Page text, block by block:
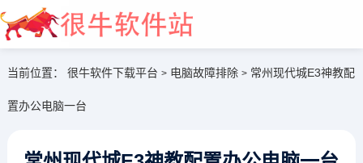
当前位置： 很牛软件下载平台 > 电脑故障排除 > 常州现代城E3神教配
置办公电脑一台